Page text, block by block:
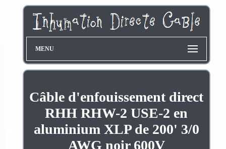
MENU
Câble d'enfouissement direct
RHH RHW-2 USE-2 en
aluminium XLP de 200' 3/0
AWG noir 600V